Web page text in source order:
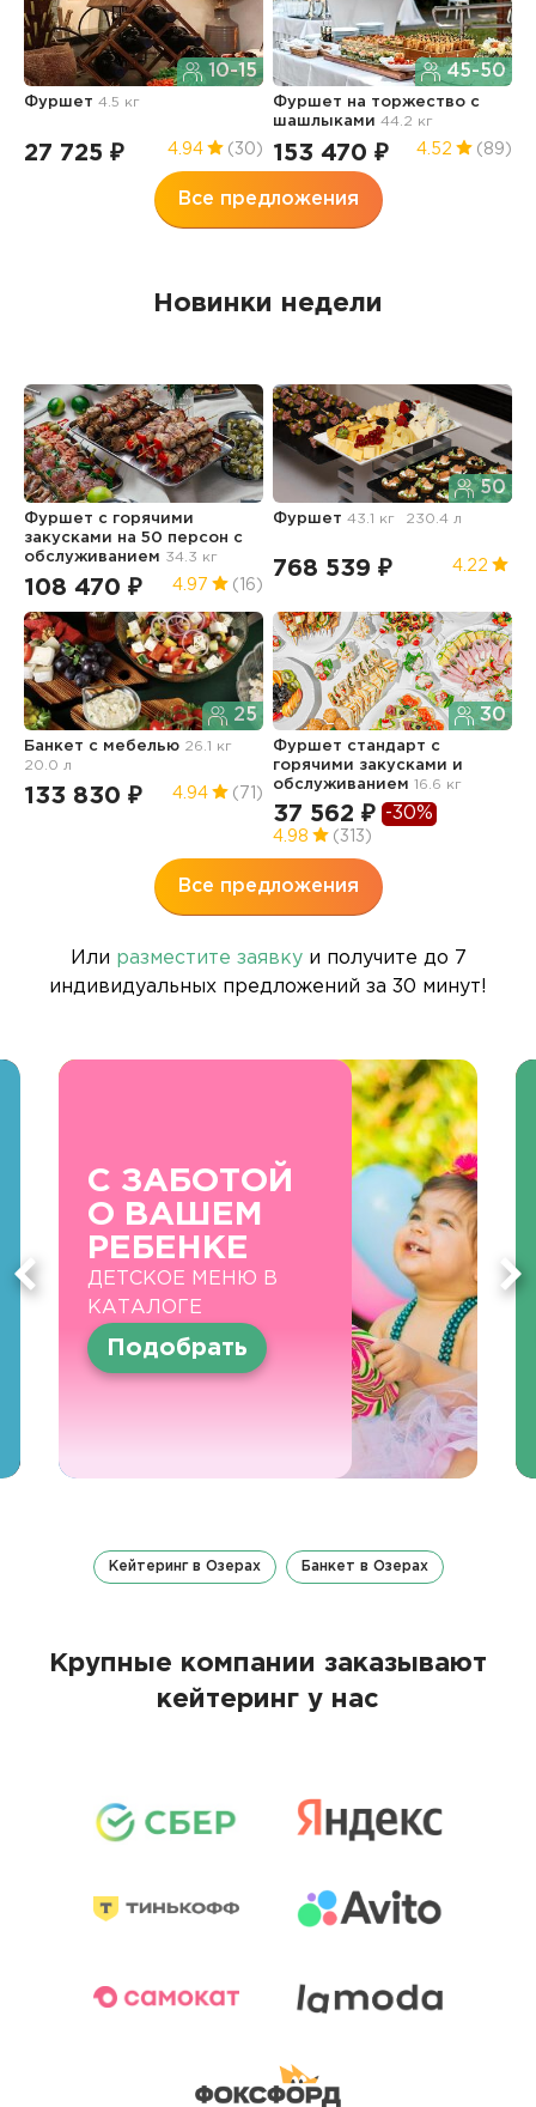
10-15
Фуршет4.5 кг
27 725 ₽ 4.94 (30)
45-50
Фуршет на торжество с
шашлыками44.2 кг
153 470 ₽ 4.52 (89)
Все предложения
Новинки недели
Фуршет с горячими
закусками на 50 персон с
обслуживанием 34.3 кг
108 470 ₽ 4.97 (16)
50
Фуршет43.1 кг 230.4 л
768 539 ₽ 4.22
25
Банкет с мебелью 26.1 кг
20.0 л
133 830 ₽ 4.94 (71)
30
Фуршет стандарт с
горячими закусками и
обслуживанием16.6 кг
37 562 ₽ -30%
4.98 (313)
Все предложения
Или разместите заявкуи получите до 7
индивидуальных предложений за 30 минут!
С ЗАБОТОЙ
О ВАШЕМ
РЕБЕНКЕ
ДЕТСКОЕ МЕНЮ В
КАТАЛОГЕ
Подобрать
Кейтеринг в Озерах Банкет в Озерах
Крупные компании заказывают
кейтеринг у нас